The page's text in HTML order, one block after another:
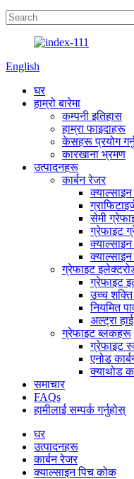
English
घर
हाम्रो बारेमा
कम्पनी इतिहास
हाम्रा फाइदाहरू
केसहरू प्रयोग
कारखाना भ्रमण
उत्पादनहरू
कार्बन रेजर
सेमी
ग्रेफाइट
ग्रेफाइट
ग्रेफाइट
उच्च
नियमित
अल्ट्रा
ग्रेफाइट ब्लकहरू
ग्रेफाइट
एनोड
क्याथोड
समाचार
FAQs
हामीलाई सम्पर्क गर्नुहोस्
घर
उत्पादनहरू
कार्बन रेजर
क्याल्साइन पिच कोक